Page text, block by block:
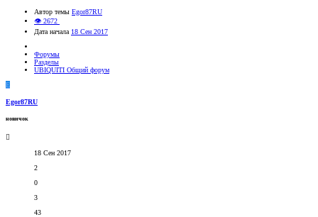
Автор темы Egor87RU
👁 2672
Дата начала 18 Сен 2017
Форумы
Разделы
UBIQUITI Общий форум
E
Egor87RU
новичок
18 Сен 2017
2
0
3
43